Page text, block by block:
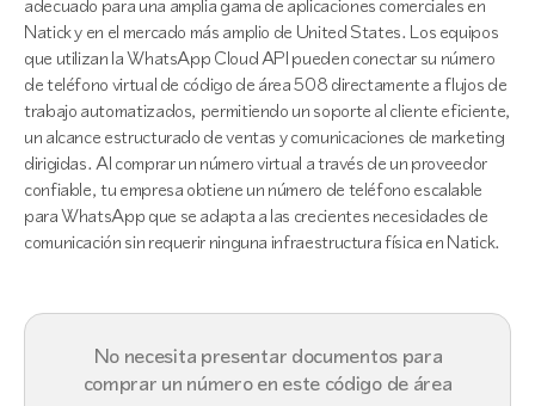
adecuado para una amplia gama de aplicaciones comerciales en
Natick y en el mercado más amplio de United States. Los equipos
que utilizan la WhatsApp Cloud API pueden conectar su número
de teléfono virtual de código de área 508 directamente a flujos de
trabajo automatizados, permitiendo un soporte al cliente eficiente,
un alcance estructurado de ventas y comunicaciones de marketing
dirigidas. Al comprar un número virtual a través de un proveedor
confiable, tu empresa obtiene un número de teléfono escalable
para WhatsApp que se adapta a las crecientes necesidades de
comunicación sin requerir ninguna infraestructura física en Natick.
No necesita presentar documentos para
comprar un número en este código de área